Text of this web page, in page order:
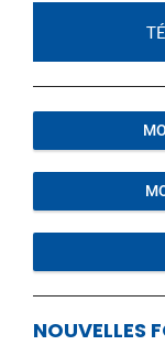
NOUVELLES